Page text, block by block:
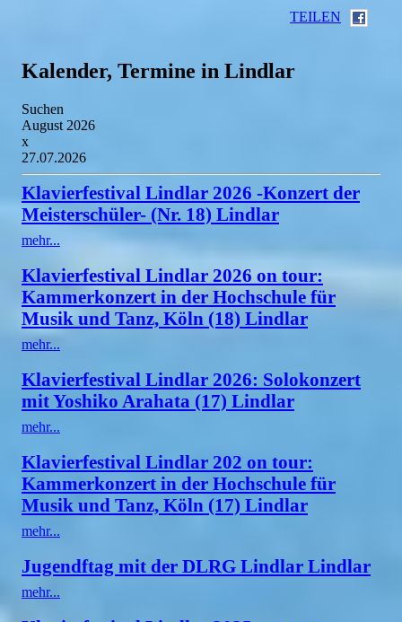
TEILEN
Kalender, Termine in Lindlar
Suchen
August 2026
x
27.07.2026
Klavierfestival Lindlar 2026 -Konzert der
Meisterschüler- (Nr. 18) Lindlar
mehr...
Klavierfestival Lindlar 2026 on tour:
Kammerkonzert in der Hochschule für
Musik und Tanz, Köln (18) Lindlar
mehr...
Klavierfestival Lindlar 2026: Solokonzert
mit Yoshiko Arahata (17) Lindlar
mehr...
Klavierfestival Lindlar 202 on tour:
Kammerkonzert in der Hochschule für
Musik und Tanz, Köln (17) Lindlar
mehr...
Jugendftag mit der DLRG Lindlar Lindlar
mehr...